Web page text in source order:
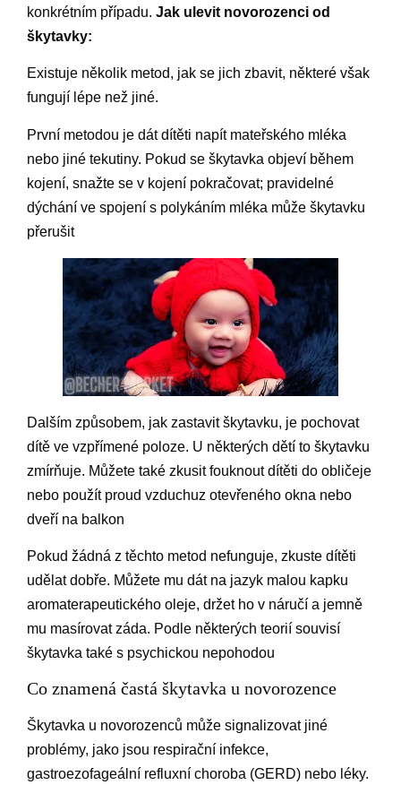
konkrétním případu. Jak ulevit novorozenci od
škytavky:
Existuje několik metod, jak se jich zbavit, některé však
fungují lépe než jiné.
První metodou je dát dítěti napít mateřského mléka
nebo jiné tekutiny. Pokud se škytavka objeví během
kojení, snažte se v kojení pokračovat; pravidelné
dýchání ve spojení s polykáním mléka může škytavku
přerušit
Dalším způsobem, jak zastavit škytavku, je pochovat
dítě ve vzpřímené poloze. U některých dětí to škytavku
zmírňuje. Můžete také zkusit fouknout dítěti do obličeje
nebo použít proud vzduchuz otevřeného okna nebo
dveří na balkon
Pokud žádná z těchto metod nefunguje, zkuste dítěti
udělat dobře. Můžete mu dát na jazyk malou kapku
aromaterapeutického oleje, držet ho v náručí a jemně
mu masírovat záda. Podle některých teorií souvisí
škytavka také s psychickou nepohodou
Co znamená častá škytavka u novorozence
Škytavka u novorozenců může signalizovat jiné
problémy, jako jsou respirační infekce,
gastroezofageální refluxní choroba (GERD) nebo léky.